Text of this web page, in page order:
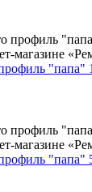
"папа"
"папа"